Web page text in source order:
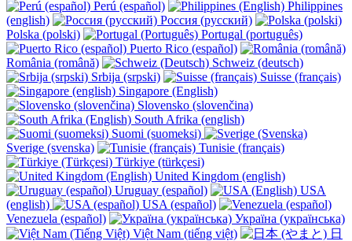
Perú (español)
Philippines
(english)
Россия (русский)
Polska (polski)
Portugal (português)
Puerto Rico (español)
România (română)
Schweiz (deutsch)
Srbija (srpski)
Suisse (français)
Singapore (English)
Slovensko (slovenčina)
South Afrika (english)
Suomi (suomeksi)
Sverige (svenska)
Tunisie (français)
Türkiye (türkçesi)
United Kingdom (english)
Uruguay (español)
USA
(english)
USA (español)
Venezuela (español)
Україна (українська)
Việt Nam (tiếng việt)
日